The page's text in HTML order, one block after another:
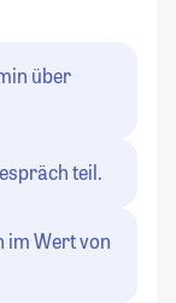
über
teil.
im Wert von